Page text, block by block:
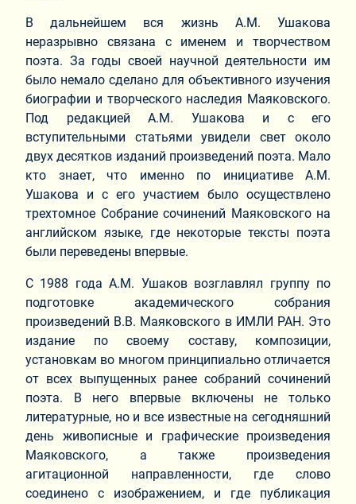
В дальнейшем вся жизнь А.М. Ушакова
неразрывно связана с именем и творчеством
поэта. За годы своей научной деятельности им
было немало сделано для объективного изучения
биографии и творческого наследия Маяковского.
Под редакцией А.М. Ушакова и с его
вступительными статьями увидели свет около
двух десятков изданий произведений поэта. Мало
кто знает, что именно по инициативе А.М.
Ушакова и с его участием было осуществлено
трехтомное Собрание сочинений Маяковского на
английском языке, где некоторые тексты поэта
были переведены впервые.
С 1988 года А.М. Ушаков возглавлял группу по
подготовке академического собрания
произведений В.В. Маяковского в ИМЛИ РАН. Это
издание по своему составу, композиции,
установкам во многом принципиально отличается
от всех выпущенных ранее собраний сочинений
поэта. В него впервые включены не только
литературные, но и все известные на сегодняшний
день живописные и графические произведения
Маяковского, а также произведения
агитационной направленности, где слово
соединено с изображением, и где публикация